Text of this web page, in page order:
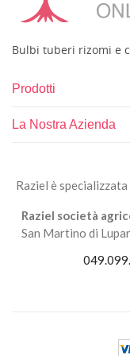
Bulbi tuberi rizomi e
Prodotti
La Nostra Azienda
Raziel è
Raziel società
San Martino di